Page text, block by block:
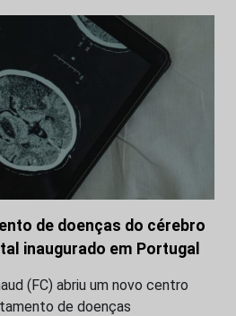
de doenças do cérebro
inaugurado em Portugal
(FC) abriu um novo centro
de doenças